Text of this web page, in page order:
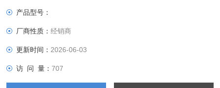
产品型号：
厂商性质：经销商
更新时间： 2026-06-03
访 问 量：707